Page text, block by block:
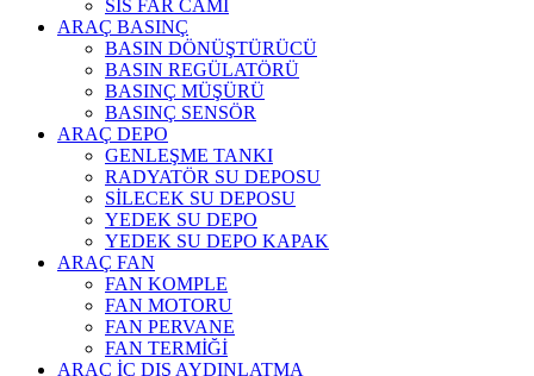
SİS FAR CAMI
ARAÇ BASINÇ
BASIN DÖNÜŞTÜRÜCÜ
BASIN REGÜLATÖRÜ
BASINÇ MÜŞÜRÜ
BASINÇ SENSÖR
ARAÇ DEPO
GENLEŞME TANKI
RADYATÖR SU DEPOSU
SİLECEK SU DEPOSU
YEDEK SU DEPO
YEDEK SU DEPO KAPAK
ARAÇ FAN
FAN KOMPLE
FAN MOTORU
FAN PERVANE
FAN TERMİĞİ
ARAÇ İÇ DIŞ AYDINLATMA